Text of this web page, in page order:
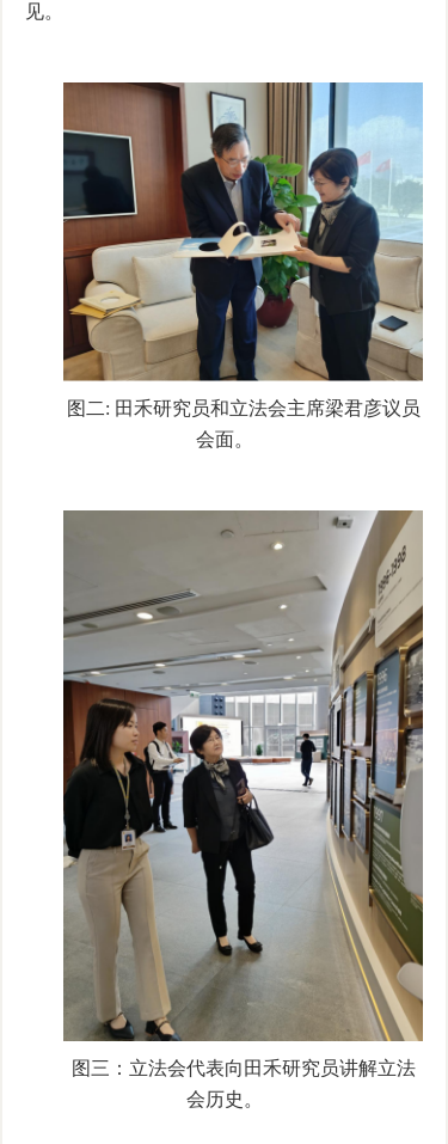
见。
图二: 田禾研究员和立法会主席梁君彦议员
会面。
图三：立法会代表向田禾研究员讲解立法
会历史。